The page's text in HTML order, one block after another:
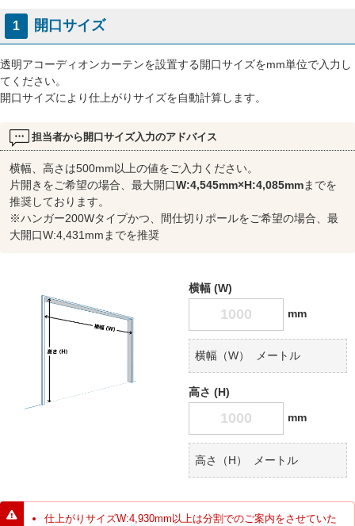
1 開口サイズ
透明アコーディオンカーテンを設置する開口サイズをmm単位で入力し
てください。
開口サイズにより仕上がりサイズを自動計算します。
担当者から開口サイズ入力のアドバイス
横幅、高さは500mm以上の値をご入力ください。
片開きをご希望の場合、最大開口W:4,545mm×H:4,085mmまでを
推奨しております。
※ハンガー200Wタイプかつ、間仕切りポールをご希望の場合、最
大開口W:4,431mmまでを推奨
横幅 (W)
mm
横幅（W） メートル
高さ (H)
mm
高さ（H） メートル
仕上がりサイズW:4,930mm以上は分割でのご案内をさせていた